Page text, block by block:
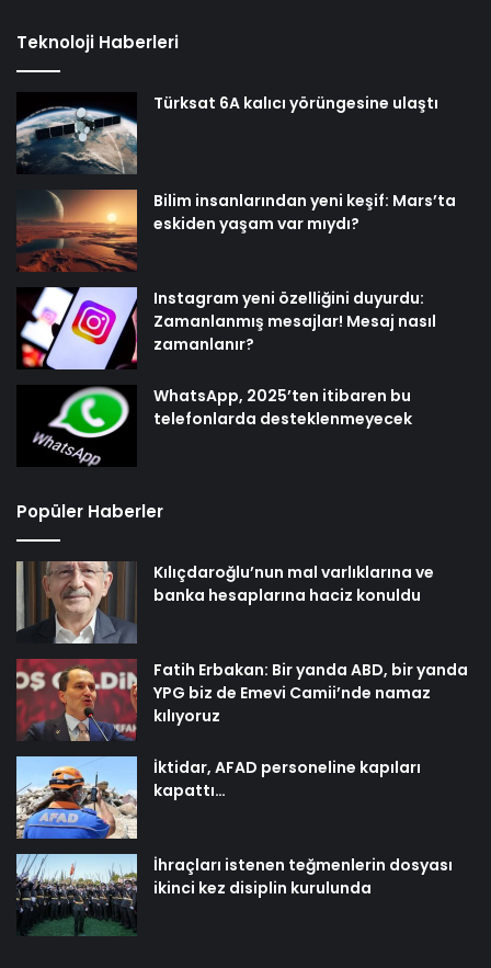
Teknoloji Haberleri
Türksat 6A kalıcı yörüngesine ulaştı
Bilim insanlarından yeni keşif: Mars’ta
eskiden yaşam var mıydı?
Instagram yeni özelliğini duyurdu:
Zamanlanmış mesajlar! Mesaj nasıl
zamanlanır?
WhatsApp, 2025’ten itibaren bu
telefonlarda desteklenmeyecek
Popüler Haberler
Kılıçdaroğlu’nun mal varlıklarına ve
banka hesaplarına haciz konuldu
Fatih Erbakan: Bir yanda ABD, bir yanda
YPG biz de Emevi Camii’nde namaz
kılıyoruz
İktidar, AFAD personeline kapıları
kapattı…
İhraçları istenen teğmenlerin dosyası
ikinci kez disiplin kurulunda